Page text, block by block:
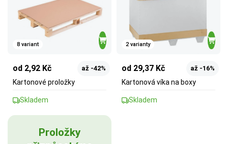
8 variant
od 2,92 Kč až -42%
Kartonové proložky
Skladem
2 varianty
od 29,37 Kč až -16%
Kartonová víka na boxy
Skladem
Proložky